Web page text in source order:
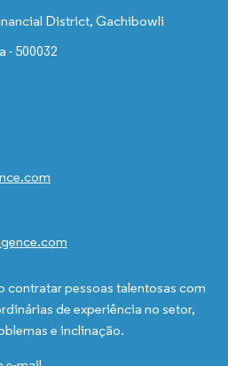
District, Gachibowli
- 500032
contratar pessoas talentosas com
de experiência no setor,
e inclinação.